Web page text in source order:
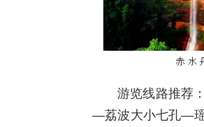
游览线路推荐
—荔波大小七孔—